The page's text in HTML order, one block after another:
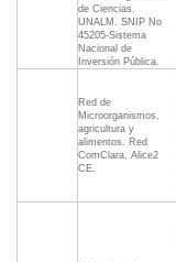
de Ciencias.
UNALM. SNIP No
45205-Sistema
Nacional de
Inversión Pública.
Red de
Microorganismos,
agricultura y
alimentos. Red
ComClara, Alice2
CE.